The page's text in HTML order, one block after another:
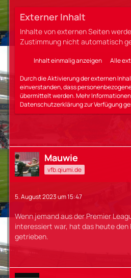
Externer Inhalt
Inhalte von externen Seiten
Zustimmung nicht automatisch
Inhalt einmalig anzeigen Alle
Durch die Aktivierung der externen
einverstanden, dass
übermittelt werden. Mehr
Datenschutzerklärung zur Verfügung
Mauwie
vfb.qiumi.de
5. August 2023 um 15:47
Wenn jemand aus der Premier
interessiert war, hat das heute den
getrieben.